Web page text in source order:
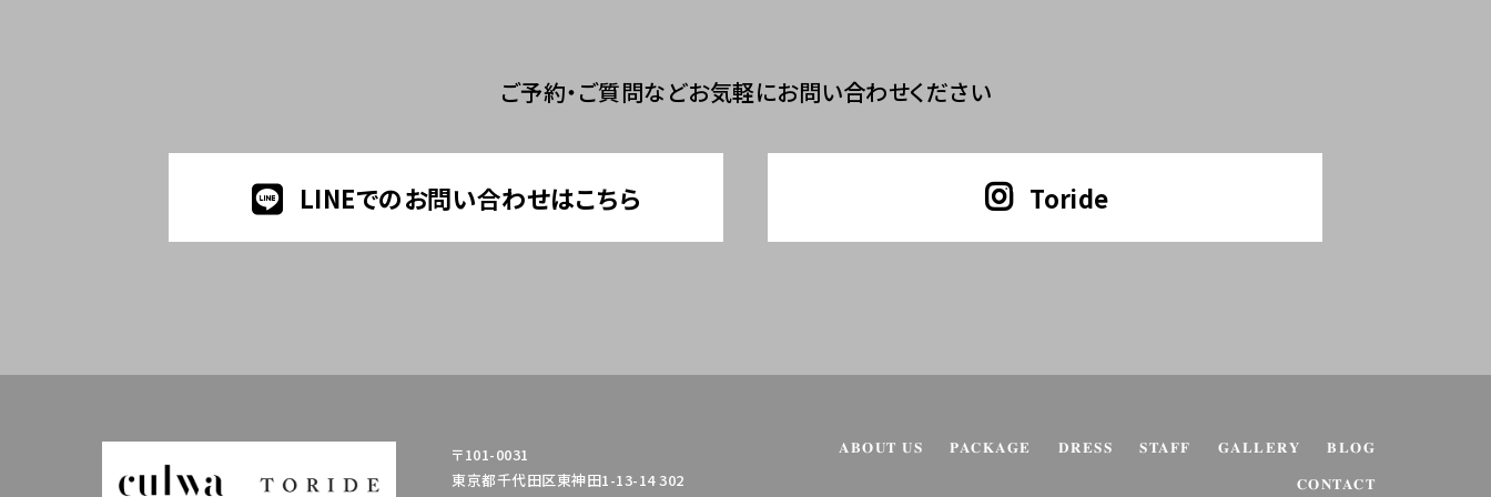
ご予約・ご質問などお気軽にお問い合わせください
LINEでのお問い合わせはこちら Toride
〒101-0031
東京都千代田区東神田1-13-14 302
ABOUT US PACKAGE DRESS STAFF GALLERY BLOG
CONTACT